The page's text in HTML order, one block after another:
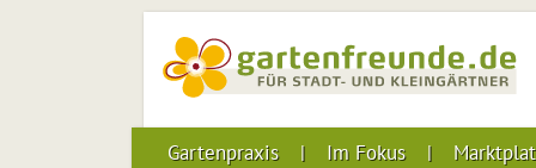
Gartenpraxis Im Fokus